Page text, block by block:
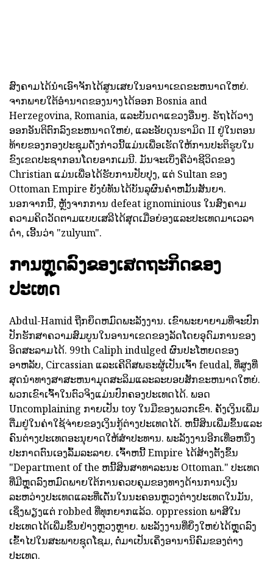
ສົງຄາມໄດ້ນໍາເອົາຈັກໄດ້ສູນເສຍໃນອານາເຂດຂະຫນາດໃຫຍ່.
ຈາກພາຍໃຕ້ອໍານາດຂອງນາງໄດ້ອອກ Bosnia and
Herzegovina, Romania, ແລະບັນດາແຂວງອື່ນໆ. ຣັຖໄດ້ວາງ
ອອກອັນຕິຕົກລົງຂະຫນາດໃຫຍ່, ແລະອັບດຸນຮາມິດ II ຢູ່ໃນຕອນ
ທ້າຍຂອງກອງປະຊຸມດັ່ງກ່າວນີ້ແມ່ນເພື່ອເຮັດໃຫ້ການປະຕິຮູບໃນ
ຂົງເຂດປະຊາກອນໂດຍອາກເມນີ. ມັນຈະເບິ່ງຄືວ່າຊີວິດຂອງ
Christian ແມ່ນເພື່ອໄດ້ຮັບການປັບປຸງ, ແຕ່ Sultan ຂອງ
Ottoman Empire ຍັງບໍ່ທັນໄດ້ບັນລຸຜົນຄໍາຫມັ້ນສັນຍາ.
ນອກຈາກນີ້, ຫຼັງຈາກການ defeat ignominious ໃນສົງຄາມ
ຄວາມຄິດວັດຕາມແບບເສລີໄດ້ສຸດເມ່ືອຍ່ອງແລະປະເທດມາເວລາ
ດໍາ, ເອີ້ນວ່າ "zulyum".
ການຫຼຸດລົງຂອງເສດຖະກິດຂອງ
ປະເທດ
Abdul-Hamid ຖືກຍຶດຫມົດພະລັງງານ. ເຂົາພະຍາຍາມທີ່ຈະປົກ
ປັກຮັກສາຄວາມສົມບູນໃນອານາເຂດຂອງລັດໂດຍອຸດົມການຂອງ
ອິດສະລາມໄດ້. 99th Caliph indulged ຜົນປະໂຫຍດຂອງ
ອາຫລັບ, Circassian ແລະເຄີດິສພຣະຜູ້ເປັນເຈົ້າ feudal, ທີ່ສູງທີ່
ສຸດນໍາທາງສາສະຫນາມຸດສະລິມແລະລະບອບສັກຂະຫນາດໃຫຍ່.
ພວກເຂົາເຈົ້າໃນຕົວຈິງແມ່ນປົກຄອງປະເທດໄດ້. ພອດ
Uncomplaining ກາຍເປັນ toy ໃນມືຂອງພວກເຂົາ. ຄັງເງິນເພີ່ມ
ຕື່ມຢູ່ໃນຄ່າໃຊ້ຈ່າຍຂອງເງິນກູ້ຕ່າງປະເທດໄດ້. ຫນີ້ສິນເພີ່ມຂຶ້ນແລະ
ຄົນຕ່າງປະເທດອະນຸຍາດໃຫ້ສໍາປະທານ. ພະລັງງານອີກເທື່ອຫນຶ່ງ
ປະກາດຕົນເອງລົ້ມລະລາຍ. ເຈົ້າຫນີ້ Empire ໄດ້ສ້າງຕັ້ງຂຶ້ນ
"Department of the ຫນີ້ສິນສາທາລະນະ Ottoman." ປະເທດ
ທີ່ມີຫຼຸດລົງຫມົດພາຍໃຕ້ການຄວບຄຸມຂອງທາງດ້ານການເງິນ
ລະຫວ່າງປະເທດແລະທີ່ເດັ່ນໃນນະຄອນຫຼວງຕ່າງປະເທດໃນມັນ,
ເຊິ່ງພຽງແຕ່ robbed ທີ່ທຸກຍາກແລ້ວ. oppression ພາສີໃນ
ປະເທດໄດ້ເພີ່ມຂຶ້ນຢ່າງຫຼວງຫຼາຍ. ພະລັງງານທີ່ຍິ່ງໃຫຍ່ໄດ້ຫຼຸດລົງ
ເຂົ້າໄປໃນສະພາບຊຸດໂຊມ, ຕໍ່ມາເປັນເຄິ່ງອານານິຄົມຂອງຕ່າງ
ປະເທດ.